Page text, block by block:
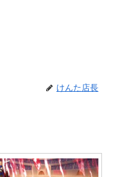
けんた店長